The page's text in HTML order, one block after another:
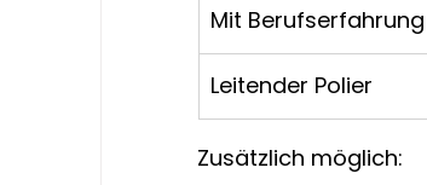
Mit Berufserfahrung
Leitender Polier
Zusätzlich möglich: